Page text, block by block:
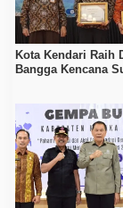
Kota Kendari Raih
Bangga Kencana